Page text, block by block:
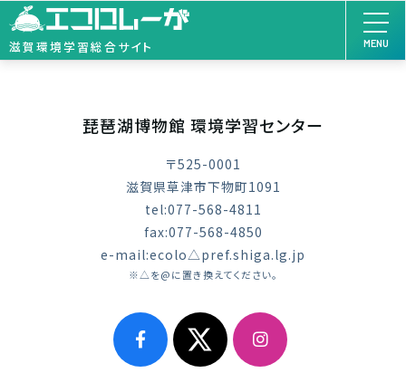
滋賀環境学習総合サイト MENU
琵琶湖博物館 環境学習センター
〒525-0001
滋賀県草津市下物町1091
tel:077-568-4811
fax:077-568-4850
e-mail:ecolo△pref.shiga.lg.jp
※△を@に置き換えてください。